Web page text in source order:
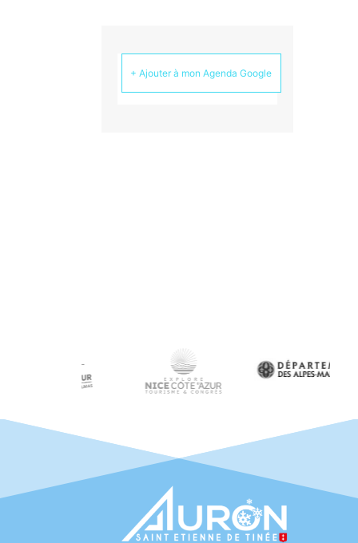
+ Ajouter à mon Agenda Google